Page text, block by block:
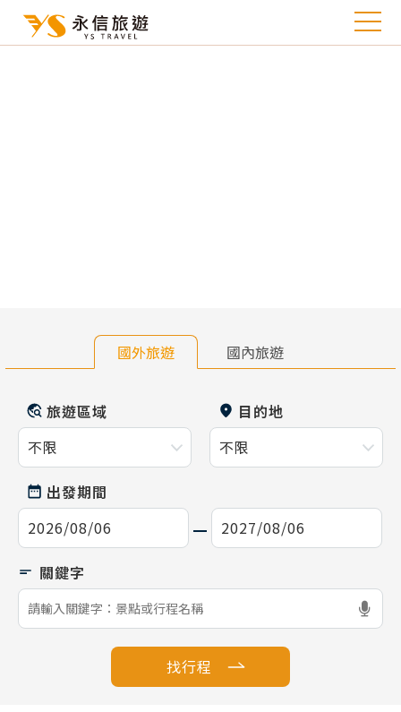
國外旅遊 國內旅遊
旅遊區域 目的地
出發期間
找行程